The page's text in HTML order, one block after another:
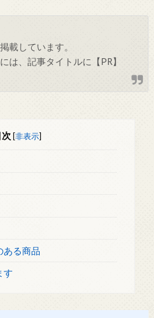
載しています。
は、記事タイトルに【PR】
次 [非表示]
ある商品
す